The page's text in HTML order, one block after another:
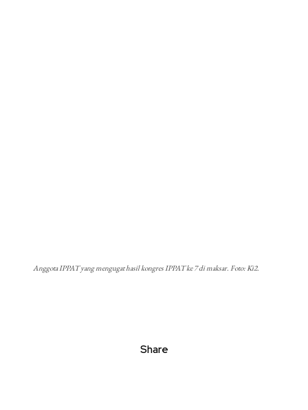
Anggota IPPAT yang mengugat hasil kongres IPPAT ke 7 di maksar. Foto: Ki2.
Share